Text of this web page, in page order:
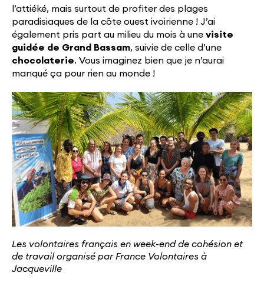
l’attiéké, mais surtout de profiter des plages
paradisiaques de la côte ouest ivoirienne ! J’ai
également pris part au milieu du mois à une visite
guidée de Grand Bassam, suivie de celle d’une
chocolaterie. Vous imaginez bien que je n’aurai
manqué ça pour rien au monde !
Les volontaires français en week-end de cohésion et
de travail organisé par France Volontaires à
Jacqueville